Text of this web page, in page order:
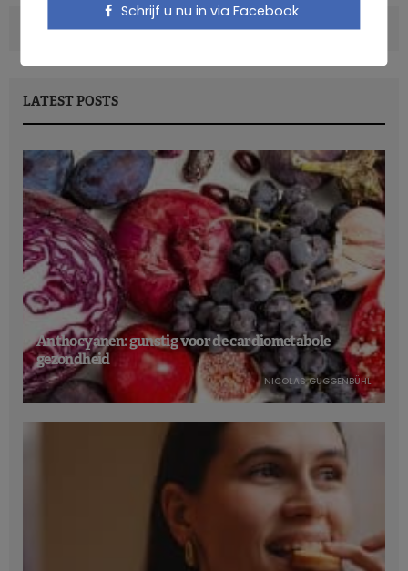
COMMENTS(0)
LATEST POSTS
Anthocyanen: gunstig voor de cardiometabole
gezondheid
NICOLAS GUGGENBÜHL
Schrijf u nu in via Facebook